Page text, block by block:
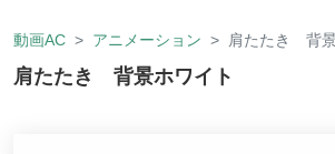
動画AC アニメーション 肩たたき 背
肩たたき 背景ホワイト